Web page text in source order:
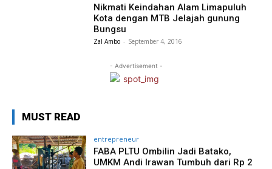
Nikmati Keindahan Alam Limapuluh
Kota dengan MTB Jelajah gunung
Bungsu
Zal Ambo - September 4, 2016
- Advertisement -
MUST READ
entrepreneur
FABA PLTU Ombilin Jadi Batako,
UMKM Andi Irawan Tumbuh dari Rp 2